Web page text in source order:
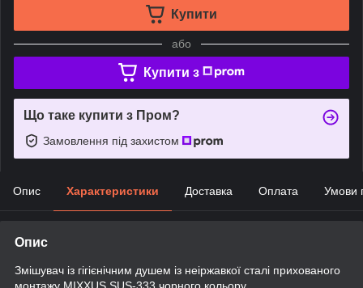
Купити
або
Купити з
Що таке купити з Пром?
Замовлення під захистом
Опис Характеристики Доставка Оплата Умови
Опис
Змішувач із гігієнічним душем із неіржавкої сталі прихованого
монтажу MIXXUS SUS-333 чорного кольору